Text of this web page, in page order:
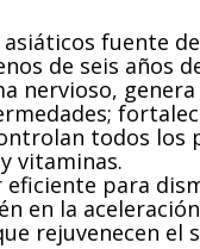
fuente
de seis años
nervioso,
todos los
vitaminas.
eficiente para
en la
rejuvenecen